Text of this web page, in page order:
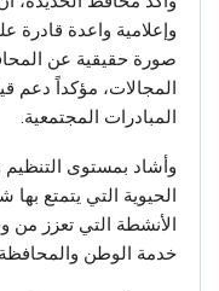
وإعلامية واعدة قادرة
صورة حقيقية عن
المجالات، مؤكداً دعم
المبادرات المجتمعية.
وأشاد بمستوى
الحيوية التي يتمتع
الأنشطة التي تعزز
خدمة الوطن